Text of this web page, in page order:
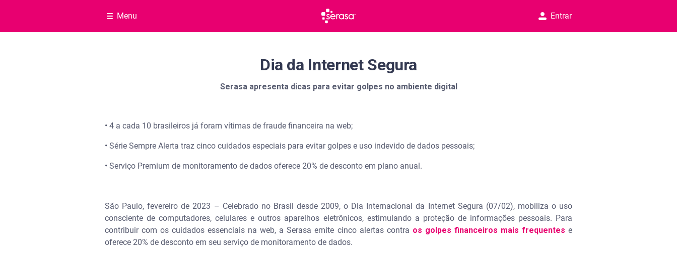
Menu Entrar
Dia da Internet Segura
Serasa apresenta dicas para evitar golpes no ambiente digital
• 4 a cada 10 brasileiros já foram vítimas de fraude financeira na web;
• Série Sempre Alerta traz cinco cuidados especiais para evitar golpes e uso indevido de dados pessoais;
• Serviço Premium de monitoramento de dados oferece 20% de desconto em plano anual.
São Paulo, fevereiro de 2023 – Celebrado no Brasil desde 2009, o Dia Internacional da Internet Segura (07/02), mobiliza o uso
consciente de computadores, celulares e outros aparelhos eletrônicos, estimulando a proteção de informações pessoais. Para
contribuir com os cuidados essenciais na web, a Serasa emite cinco alertas contra os golpes financeiros mais frequentes e
oferece 20% de desconto em seu serviço de monitoramento de dados.